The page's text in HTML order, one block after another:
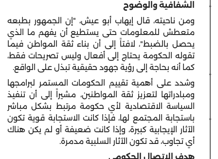
الشفافية والوضوح
ومن ناحيته، قال إيهاب أبو عيش، "إن الجمهور بطبعه
متعطش للمعلومات حتى يستطيع أن يفهم ما الذي
يحصل بالضبط"، لافتاً إلى أن بناء ثقة المواطن فيما
تقوله الحكومة يحتاج إلى أفعال وليس تصريحات فقط،
كما أنه بحاجة إلى رؤية جهود حقيقية تبذل على الواقع.
وشدد على أهمية تقييم الحكومات المستمر لبرامجها
ومبادراتها لتعزيز ثقة المواطنين، مشيراً إلى أن تنفيذ
السياسة الاقتصادية لأي حكومة مرتبط بشكل مباشر
باستجابة المجتمع لها، فإذا كانت الاستجابة قوية تكون
الآثار الإيجابية كبيرة، وإذا كانت ضعيفة أو لم يكن هناك
أي تجاوب، قد تكون الآثار السلبية مدمرة.
هدف الاتصال الحكومي